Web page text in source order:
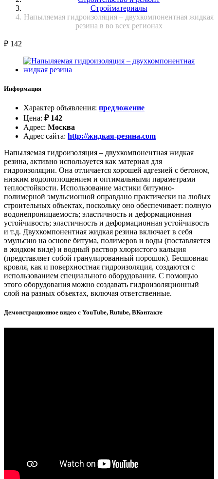
Стройматериалы
Напыляемая гидроизоляция – двухкомпонентная жидкая
резина в во всех регионах
₽ 142
Информация
Характер объявления: предложение
Цена: ₽142
Адрес: Москва
Адрес сайта: http://жидкая-резина.com
Напыляемая гидроизоляция – двухкомпонентная жидкая
резина, активно используется как материал для
гидроизоляции. Она отличается хорошей адгезией с бетоном,
низким водопоглощением и оптимальными параметрами
теплостойкости. Использование мастики битумно-
полимерной эмульсионной оправдано практически на любых
строительных объектах, поскольку оно обеспечивает: полную
водонепроницаемость; эластичность и деформационная
устойчивость; эластичность и деформационная устойчивость
и т.д. Двухкомпонентная жидкая резина включает в себя
эмульсию на основе битума, полимеров и воды (поставляется
в жидком виде) и водный раствор хлористого кальция
(представляет собой гранулированный порошок). Бесшовная
кровля, как и поверхностная гидроизоляция, создаются с
использованием специального оборудования. С помощью
этого оборудования можно создавать гидроизоляционный
слой на разных объектах, включая ответственные.
Демонстрационное видео с YouTube, Rutube, ВКонтакте